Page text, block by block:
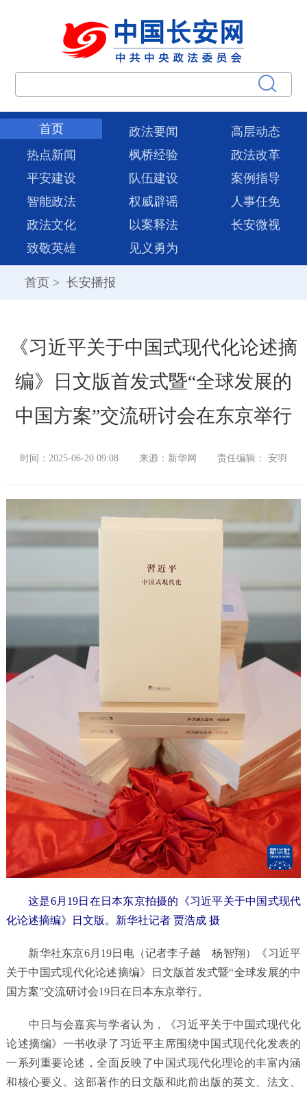
首页 政法要闻
高层动态
热点新闻
枫桥经验
政法改革
平安建设
队伍建设
案例指导
智能政法
权威辟谣
人事任免
政法文化
以案释法
长安微视
致敬英雄
见义勇为
首页 > 长安播报
《习近平关于中国式现代化论述摘
编》日文版首发式暨“全球发展的
中国方案”交流研讨会在东京举行
时间：2025-06-20 09:08 来源：新华网 责任编辑： 安羽
这是6月19日在日本东京拍摄的《习近平关于中国式现代
化论述摘编》日文版。新华社记者 贾浩成 摄
新华社东京6月19日电（记者李子越 杨智翔）《习近平
关于中国式现代化论述摘编》日文版首发式暨“全球发展的中
国方案”交流研讨会19日在日本东京举行。
中日与会嘉宾与学者认为，《习近平关于中国式现代化
论述摘编》一书收录了习近平主席围绕中国式现代化发表的
一系列重要论述，全面反映了中国式现代化理论的丰富内涵
和核心要义。这部著作的日文版和此前出版的英文、法文、